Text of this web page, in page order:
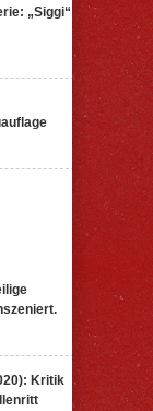
„Siggi“
Kritik